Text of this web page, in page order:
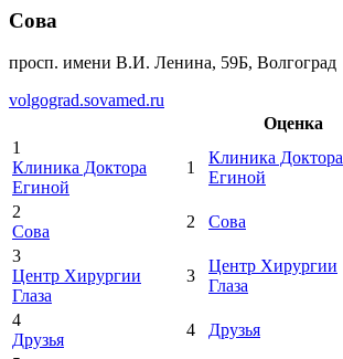
Сова
просп. имени В.И. Ленина, 59Б, Волгоград
volgograd.sovamed.ru
Оценка
1
Клиника Доктора
Егиной
1
Клиника Доктора
Егиной
2
Сова
2 Сова
3
Центр Хирургии
Глаза
3
Центр Хирургии
Глаза
4
Друзья
4 Друзья